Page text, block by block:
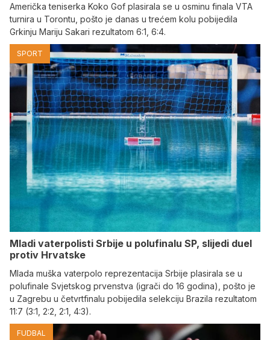
Američka teniserka Koko Gof plasirala se u osminu finala VTA
turnira u Torontu, pošto je danas u trećem kolu pobijedila
Grkinju Mariju Sakari rezultatom 6:1, 6:4.
SPORT
Mladi vaterpolisti Srbije u polufinalu SP, slijedi duel
protiv Hrvatske
Mlada muška vaterpolo reprezentacija Srbije plasirala se u
polufinale Svjetskog prvenstva (igrači do 16 godina), pošto je
u Zagrebu u četvrtfinalu pobijedila selekciju Brazila rezultatom
11:7 (3:1, 2:2, 2:1, 4:3).
FUDBAL